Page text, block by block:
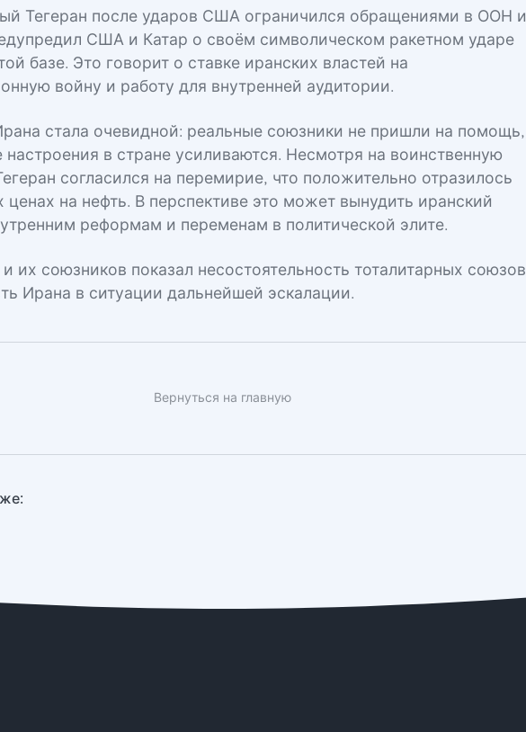
Тегеран после ударов США ограничился обращениями в ООН и
США и Катар о своём символическом ракетном ударе
базе. Это говорит о ставке иранских властей на
войну и работу для внутренней аудитории.
стала очевидной: реальные союзники не пришли на помощь,
настроения в стране усиливаются. Несмотря на воинственную
согласился на перемирие, что положительно отразилось
на нефть. В перспективе это может вынудить иранский
реформам и переменам в политической элите.
их союзников показал несостоятельность тоталитарных союзов
Ирана в ситуации дальнейшей эскалации.
Вернуться на главную